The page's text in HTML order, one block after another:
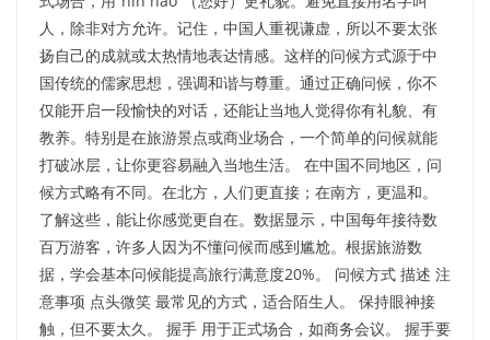
人，除非对方允许。记住，中国人重视谦虚，所以不要太张
扬自己的成就或太热情地表达情感。这样的问候方式源于中
国传统的儒家思想，强调和谐与尊重。通过正确问候，你不
仅能开启一段愉快的对话，还能让当地人觉得你有礼貌、有
教养。特别是在旅游景点或商业场合，一个简单的问候就能
打破冰层，让你更容易融入当地生活。 在中国不同地区，问
候方式略有不同。在北方，人们更直接；在南方，更温和。
了解这些，能让你感觉更自在。数据显示，中国每年接待数
百万游客，许多人因为不懂问候而感到尴尬。根据旅游数
据，学会基本问候能提高旅行满意度20%。 问候方式 描述 注
意事项 点头微笑 最常见的方式，适合陌生人。 保持眼神接
触，但不要太久。 握手 用于正式场合，如商务会议。 握手要